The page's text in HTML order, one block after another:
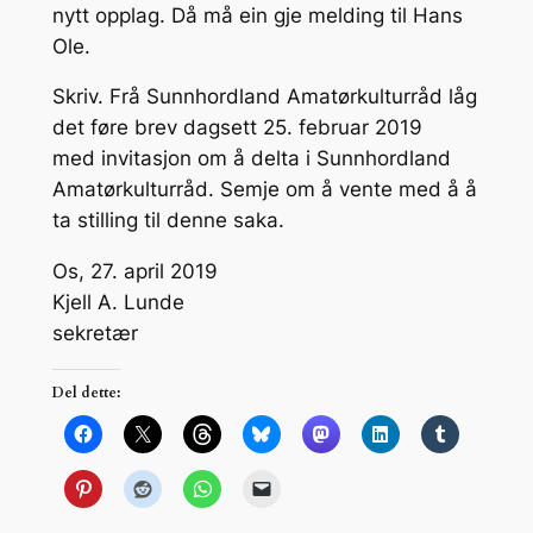
nytt opplag. Då må ein gje melding til Hans
Ole.
Skriv. Frå Sunnhordland Amatørkulturråd låg
det føre brev dagsett 25. februar 2019
med invitasjon om å delta i Sunnhordland
Amatørkulturråd. Semje om å vente med å å
ta stilling til denne saka.
Os, 27. april 2019
Kjell A. Lunde
sekretær
Del dette: